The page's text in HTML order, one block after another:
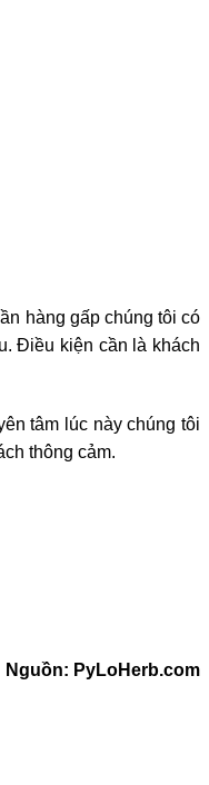
hàng gấp chúng tôi có
Điều kiện cần là khách
tâm lúc này chúng tôi
thông cảm.
Nguồn: PyLoHerb.com